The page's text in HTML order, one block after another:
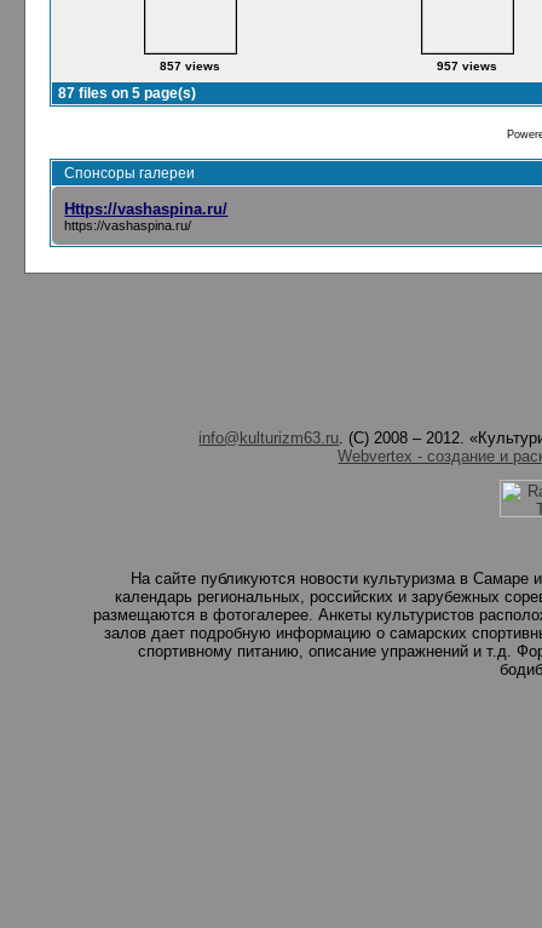
857 views 957 views
87 files on 5 page(s)
Спонсоры галереи
Https://vashaspina.ru/
https://vashaspina.ru/
info@kulturizm63.ru. (C) 2008 – 2012.
Webvertex - создание и
На сайте публикуются новости культуризма в
календарь региональных, российских и зарубежных
размещаются в фотогалерее. Анкеты культуристов
залов дает подробную информацию о самарских
спортивному питанию, описание упражнений и т.д.